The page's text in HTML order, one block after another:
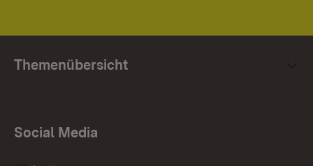
Themenübersicht
Social Media